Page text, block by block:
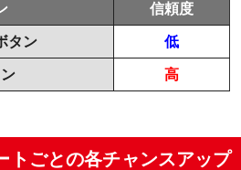
信頼度
タン 低
高
トごとの各チャンスアップ